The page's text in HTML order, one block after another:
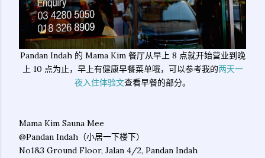
Pandan Indah 的 Mama Kim 餐厅从早上 8 点就开始营业到晚
上 10 点为止，早上有健康早餐菜单哦，可以参考我的两天一
夜入住体验文查看早餐的部分。
Mama Kim Sauna Mee
@Pandan Indah（小居一下楼下）
No1&3 Ground Floor, Jalan 4/2, Pandan Indah